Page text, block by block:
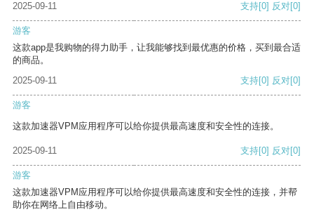
2025-09-11
支持[0] 反对[0]
游客
这款app是我购物的得力助手，让我能够找到最优惠的价格，买到最合适
的商品。
2025-09-11
支持[0] 反对[0]
游客
这款加速器VPM应用程序可以给你提供最高速度和安全性的连接。
2025-09-11 支持[0] 反对[0]
游客
这款加速器VPM应用程序可以给你提供最高速度和安全性的连接，并帮
助你在网络上自由移动。